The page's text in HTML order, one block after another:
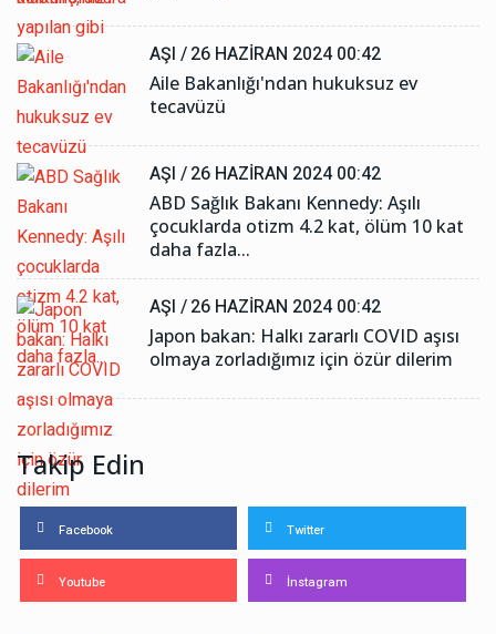
AŞI /26 HAZIRAN 2024 00:42
Aile Bakanlığı'ndan hukuksuz ev
tecavüzü
AŞI /26 HAZIRAN 2024 00:42
ABD Sağlık Bakanı Kennedy: Aşılı
çocuklarda otizm 4.2 kat, ölüm 10 kat
daha fazla...
AŞI /26 HAZIRAN 2024 00:42
Japon bakan: Halkı zararlı COVID aşısı
olmaya zorladığımız için özür dilerim
Takip Edin
Facebook Twitter
Youtube İnstagram